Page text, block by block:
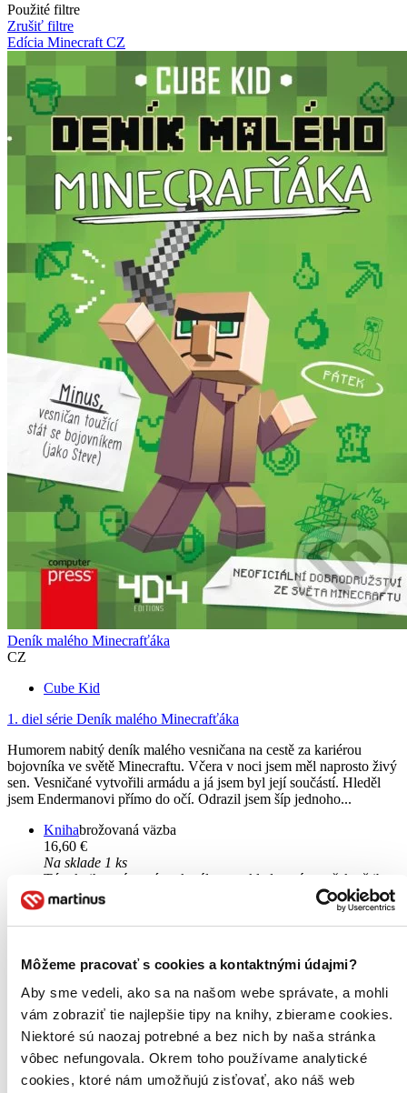
Môžeme pracovať s cookies a kontaktnými údajmi?
Aby sme vedeli, ako sa na našom webe správate, a mohli
vám zobraziť tie najlepšie tipy na knihy, zbierame cookies.
Niektoré sú naozaj potrebné a bez nich by naša stránka
vôbec nefungovala. Okrem toho používame analytické
cookies, ktoré nám umožňujú zisťovať, ako náš web
Použité filtre
Zrušiť filtre
Edícia Minecraft CZ
Deník malého Minecrafťáka
CZ
Cube Kid
1. diel série Deník malého Minecrafťáka
Humorem nabitý deník malého vesničana na cestě za kariérou
bojovníka ve světě Minecraftu. Včera v noci jsem měl naprosto živý
sen. Vesničané vytvořili armádu a já jsem byl její součástí. Hleděl
jsem Endermanovi přímo do očí. Odrazil jsem šíp jednoho...
Knihabrožovaná väzba
16,60 €
Na sklade 1 ks
Túto knihu máme síce aktuálne na sklade, máme však už iba
posledné kusy. Ak ju chcete mať rýchlo, ponáhľajte sa!
Dodanie ďalších môže trvať dlhšie, zvyčajne do 16 dní.
Pridať do zoznamu